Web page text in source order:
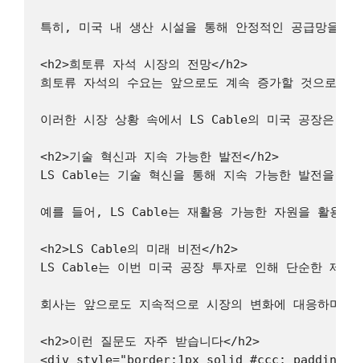
특히, 미국 내 생산 시설을 통해 안정적인 공급망을
<h2>희토류 자석 시장의 전망</h2>
희토류 자석의 수요는 앞으로도 계속 증가할 것으로
이러한 시장 상황 속에서 LS Cable의 미국 공장은
<h2>기술 혁신과 지속 가능한 발전</h2>
LS Cable는 기술 혁신을 통해 지속 가능한 발전을 추
예를 들어, LS Cable는 재활용 가능한 자원을 활용하
<h2>LS Cable의 미래 비전</h2>
LS Cable는 이번 미국 공장 투자로 인해 단순한 제조
회사는 앞으로도 지속적으로 시장의 변화에 대응하
<h2>이런 질문도 자주 받습니다</h2>
<div style="border:1px solid #ccc;